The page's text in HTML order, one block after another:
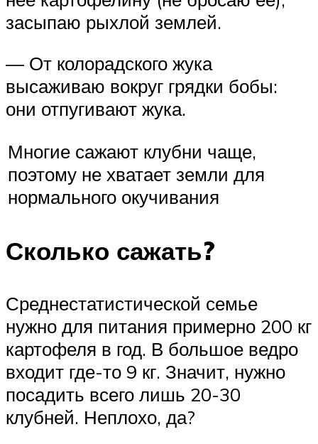
засыпаю рыхлой землей.
— От колорадского жука
высаживаю вокруг грядки бобы:
они отпугивают жука.
Многие сажают клубни чаще,
поэтому не хватает земли для
нормального окучивания
Сколько сажать?
Среднестатистической семье
нужно для питания примерно 200 кг
картофеля в год. В большое ведро
входит где-то 9 кг. Значит, нужно
посадить всего лишь 20-30
клубней. Неплохо, да?